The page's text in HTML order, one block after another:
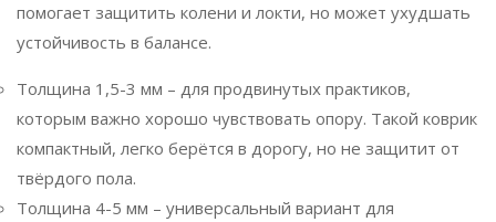
помогает защитить колени и локти, но может ухудшать
устойчивость в балансе.
Толщина 1,5-3 мм – для продвинутых практиков,
которым важно хорошо чувствовать опору. Такой коврик
компактный, легко берётся в дорогу, но не защитит от
твёрдого пола.
Толщина 4-5 мм – универсальный вариант для